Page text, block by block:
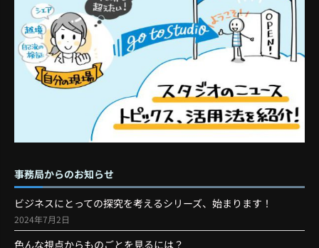
事務局からのお知らせ
ビジネスにとっての探究を考えるシリーズ、始まります！
2024年7月2日
色んな視点からものごとを見るには？